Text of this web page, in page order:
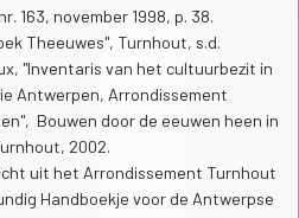
163, november 1998, p. 38.
Theeuwes", Turnhout, s.d.
"Inventaris van het cultuurbezit in
Antwerpen, Arrondissement
Bouwen door de eeuwen heen in
2002.
uit het Arrondissement Turnhout
Handboekje voor de Antwerpse